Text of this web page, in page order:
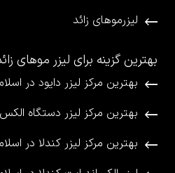
لیزرموهای زائد
بهترین گزینه برای لیزر موهای
بهترین مرکز لیزر دایود در
بهترین مرکز لیزر دستگاه
بهترین مرکز لیزر کندلا در